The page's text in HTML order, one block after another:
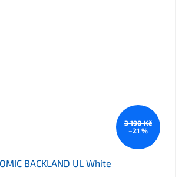
3 190 Kč
–21 %
BACKLAND UL White